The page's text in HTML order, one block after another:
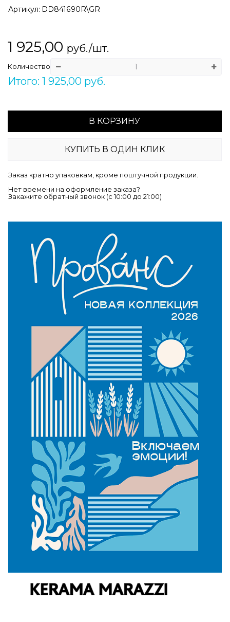
Артикул: DD841690R\GR
1 925,00 руб./шт.
Количество
Итого: 1 925,00 руб.
В КОРЗИНУ
КУПИТЬ В ОДИН КЛИК
Заказ кратно упаковкам, кроме поштучной продукции.
Нет времени на оформление заказа?
Закажите обратный звонок (c 10:00 до 21:00)